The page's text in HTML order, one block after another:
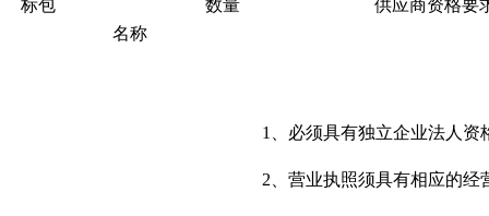
标包
名称
数量 供应商资格要
1、必须具有独立企业法人资
2、营业执照须具有相应的经